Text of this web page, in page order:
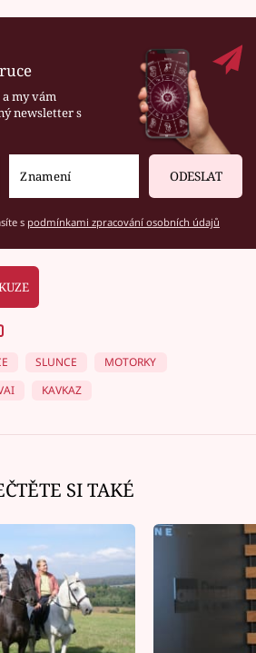
my vám
newsletter s
ODESLAT
s podmínkami zpracování osobních údajů
SLUNCE
MOTORKY
KAVKAZ
SI TAKÉ